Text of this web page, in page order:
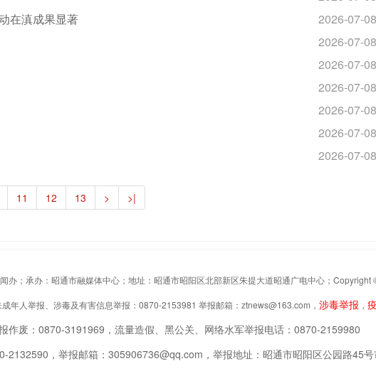
2026-07-08
在滇成果显著
2026-07-08
2026-07-08
2026-07-08
2026-07-08
2026-07-08
2026-07-08
11 12 13 > >|
办；承办：昭通市融媒体中心；地址：昭通市昭阳区北部新区朱提大道昭通广电中心；
年人举报、涉毒及有害信息举报：0870-2153981 举报邮箱：ztnews@163.com， 涉毒举报 ，
作废：0870-3191969，流量造假、黑公关、网络水军举报电话：0870-2159980
2132590，举报邮箱：305906736@qq.com，举报地址：昭通市昭阳区公园路45号